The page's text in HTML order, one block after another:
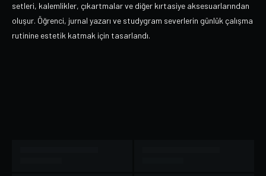
setleri, kalemlikler, çıkartmalar ve diğer kırtasiye aksesuarlarından
oluşur. Öğrenci, jurnal yazarı ve studygram severlerin günlük çalışma
rutinine estetik katmak için tasarlandı.